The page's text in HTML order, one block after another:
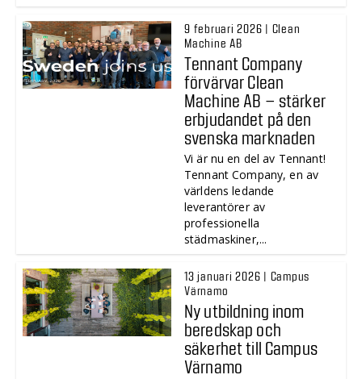
9 februari 2026 | Clean
Machine AB
Tennant Company
förvärvar Clean
Machine AB – stärker
erbjudandet på den
svenska marknaden
Vi är nu en del av Tennant!
Tennant Company, en av
världens ledande
leverantörer av
professionella
städmaskiner,...
13 januari 2026 | Campus
Värnamo
Ny utbildning inom
beredskap och
säkerhet till Campus
Värnamo